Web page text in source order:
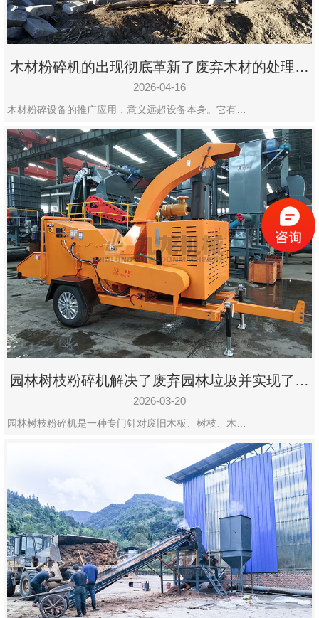
木材粉碎机的出现彻底革新了废弃木材的处理模
式
2026-04-16
木材粉碎设备的推广应用，意义远超设备本身。它有…
园林树枝粉碎机解决了废弃园林垃圾并实现了再
利用
2026-03-20
园林树枝粉碎机是一种专门针对废旧木板、树枝、木…